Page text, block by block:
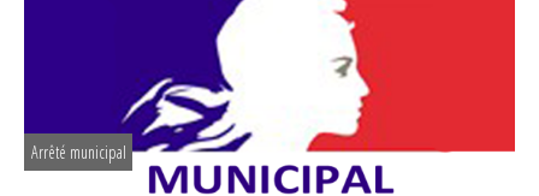
Arrêté municipal